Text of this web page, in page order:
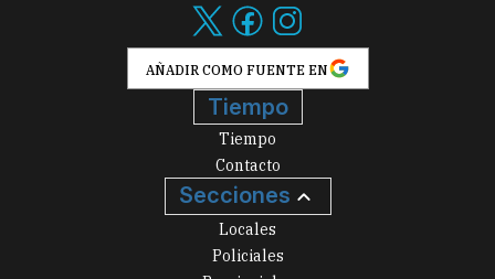
AÑADIR COMO FUENTE EN
Tiempo
Tiempo
Contacto
Secciones
Locales
Policiales